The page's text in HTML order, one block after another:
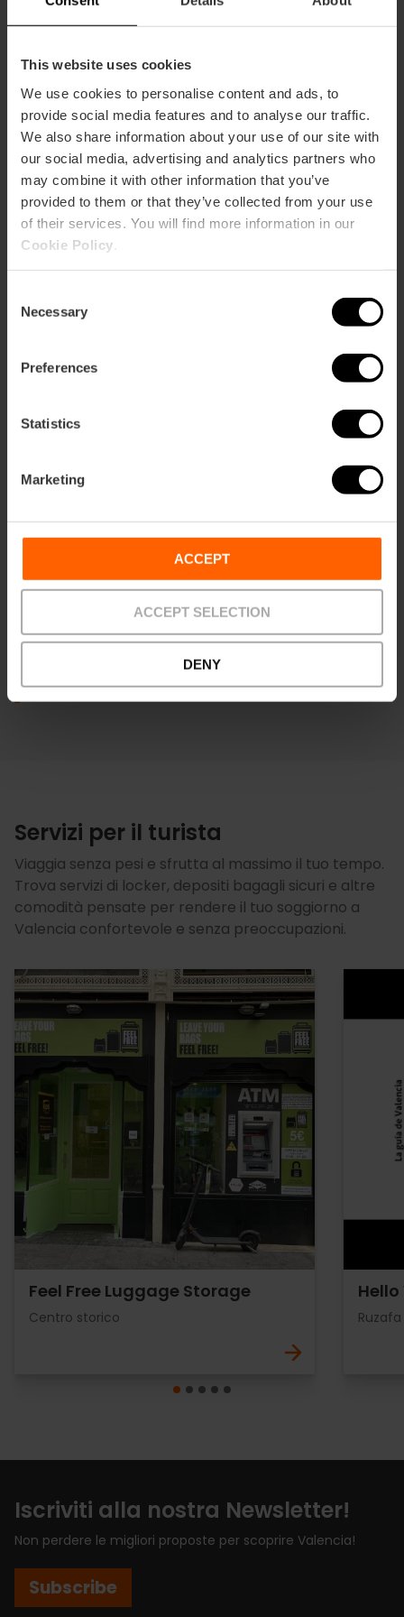
This website uses cookies
We use cookies to personalise content and ads, to
provide social media features and to analyse our traffic.
We also share information about your use of our site with
our social media, advertising and analytics partners who
may combine it with other information that you’ve
provided to them or that they’ve collected from your use
of their services. You will find more information in our
Cookie Policy
Selection
Necessary
Preferences
Statistics
Marketing
ACCEPT
ACCEPT SELECTION
DENY
Tour por Valencia Autobus Turistic
Plaza de la reina S/N
Vedi altro
Valencia Bus Turistic
Ventura Feliu 13 46007 València
Vedi altro
Servizi per il turista
Viaggia senza pesi e sfrutta al massimo il tuo tempo.
Trova servizi di locker, depositi bagagli sicuri e altre
comodità pensate per rendere il tuo soggiorno a
Valencia confortevole e senza preoccupazioni.
Feel Free Luggage Storage
Centro storico
Iscriviti alla nostra Newsletter!
Non perdere le migliori proposte per scoprire Valencia!
Subscribe